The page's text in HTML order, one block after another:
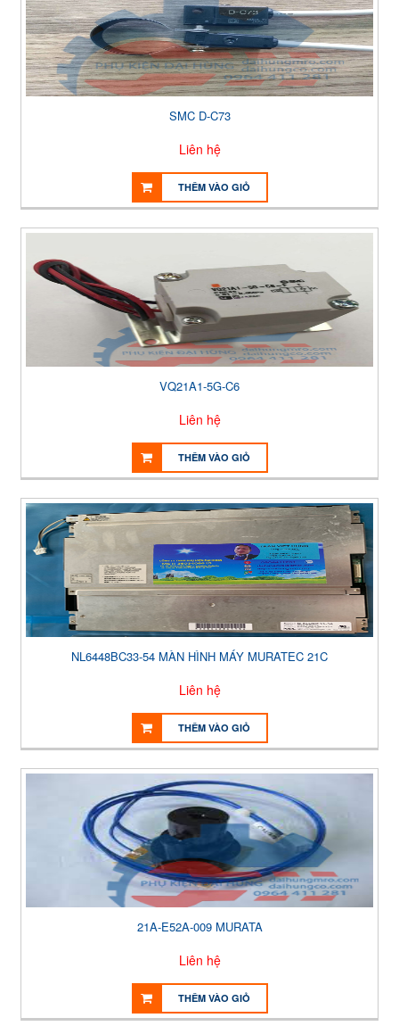
SMC D-C73
Liên hệ
THÊM VÀO GIỎ
VQ21A1-5G-C6
Liên hệ
THÊM VÀO GIỎ
NL6448BC33-54 MÀN HÌNH MÁY MURATEC 21C
Liên hệ
THÊM VÀO GIỎ
21A-E52A-009 MURATA
Liên hệ
THÊM VÀO GIỎ